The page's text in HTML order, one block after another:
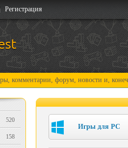
Регистрация
форум, новости и, конечно,
520
158
Игры для PC